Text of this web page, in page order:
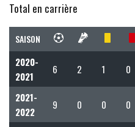
Total en carrière
SAISON
2020-
2021
6 2 1 0
2021-
2022
9 0 0 0